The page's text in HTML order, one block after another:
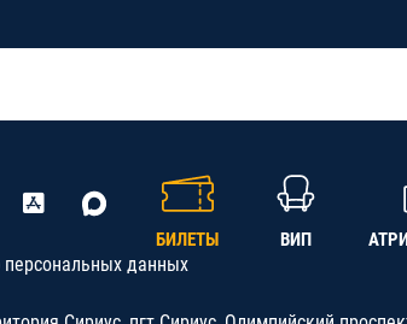
БИЛЕТЫ ВИП
данных